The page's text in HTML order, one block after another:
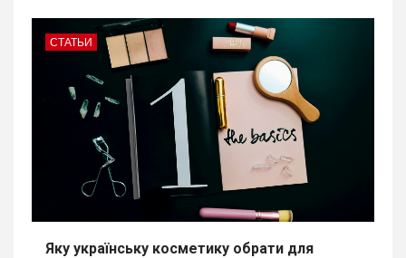
СТАТЬИ
Яку українську косметику обрати для